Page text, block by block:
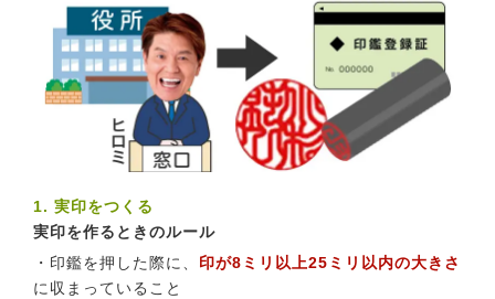
1. 実印をつくる
実印を作るときのルール
・印鑑を押した際に、 印が8ミリ以上25ミリ以内の大きさ
に収まっていること